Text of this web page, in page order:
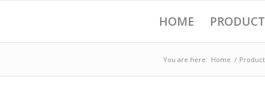
HOME
You are here: Home / Product